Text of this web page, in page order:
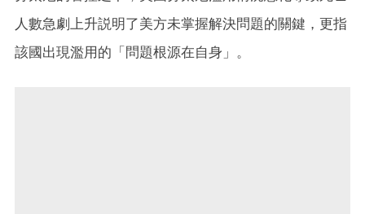
人數急劇上升説明了美方未掌握解決問題的關鍵，更指
該國出現濫用的「問題根源在自身」。